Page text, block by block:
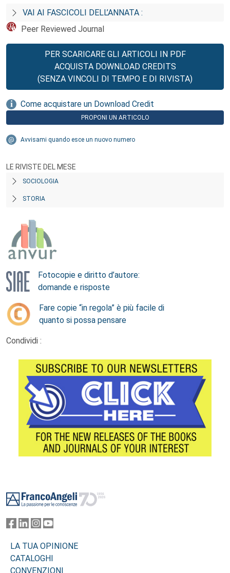
VAI AI FASCICOLI DELL’ANNATA :
Peer Reviewed Journal
PER SCARICARE GLI ARTICOLI IN PDF
ACQUISTA DOWNLOAD CREDITS
(SENZA VINCOLI DI TEMPO E DI RIVISTA)
Come acquistare un Download Credit
PROPONI UN ARTICOLO
Avvisami quando esce un nuovo numero
LE RIVISTE DEL MESE
SOCIOLOGIA
STORIA
Fotocopie e diritto d’autore:
domande e risposte
Fare copie “in regola” è più facile di
quanto si possa pensare
Condividi :
LA TUA OPINIONE
CATALOGHI
CONVENZIONI